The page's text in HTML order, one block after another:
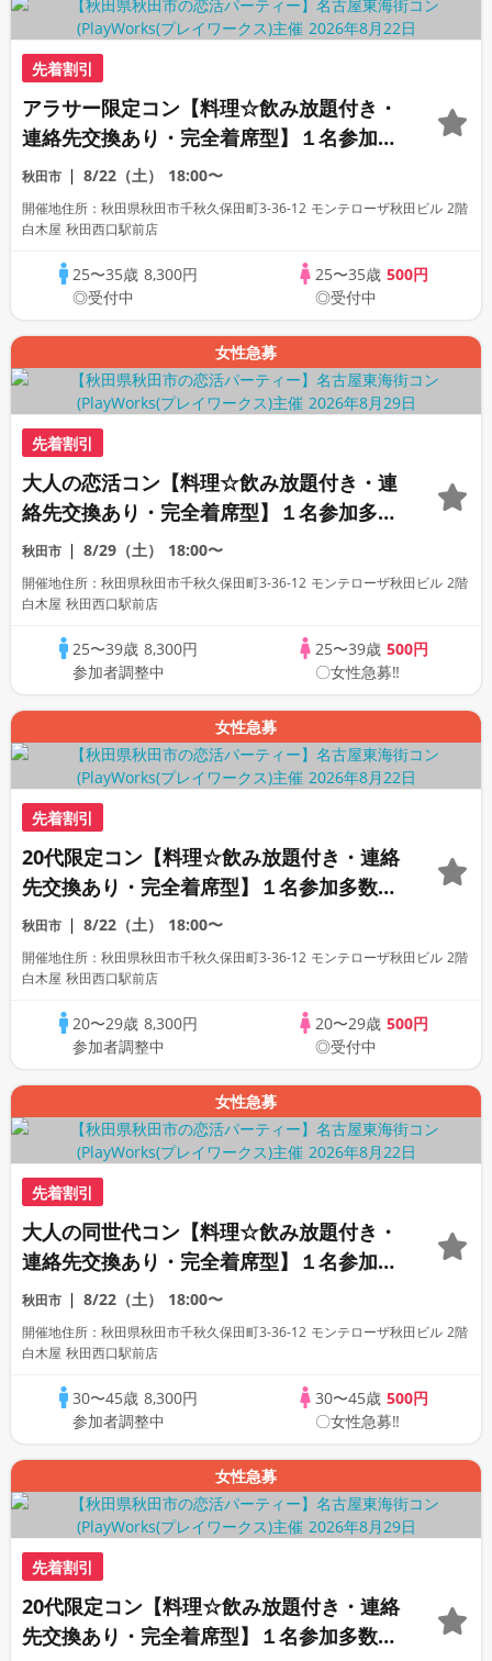
先着割引
アラサー限定コン【料理☆飲み放題付き・
連絡先交換あり・完全着席型】１名参加多
数・初参加も大歓迎☆
秋田市 8/22（土） 18:00〜
開催地住所：秋田県秋田市千秋久保田町3-36-12 モンテローザ秋田ビル 2階
白木屋 秋田西口駅前店
25〜35歳 8,300円
◎受付中
25〜35歳 500円
◎受付中
女性急募
先着割引
大人の恋活コン【料理☆飲み放題付き・連
絡先交換あり・完全着席型】１名参加多
数・初参加も大歓迎☆プレイワークス主催
☆
秋田市 8/29（土） 18:00〜
開催地住所：秋田県秋田市千秋久保田町3-36-12 モンテローザ秋田ビル 2階
白木屋 秋田西口駅前店
25〜39歳 8,300円
参加者調整中
25〜39歳 500円
〇女性急募‼
女性急募
先着割引
20代限定コン【料理☆飲み放題付き・連絡
先交換あり・完全着席型】１名参加多数・
初参加も大歓迎☆
秋田市 8/22（土） 18:00〜
開催地住所：秋田県秋田市千秋久保田町3-36-12 モンテローザ秋田ビル 2階
白木屋 秋田西口駅前店
20〜29歳 8,300円
参加者調整中
20〜29歳 500円
◎受付中
女性急募
先着割引
大人の同世代コン【料理☆飲み放題付き・
連絡先交換あり・完全着席型】１名参加多
数・初参加も大歓迎☆プレイワークス主催
☆
秋田市 8/22（土） 18:00〜
開催地住所：秋田県秋田市千秋久保田町3-36-12 モンテローザ秋田ビル 2階
白木屋 秋田西口駅前店
30〜45歳 8,300円
参加者調整中
30〜45歳 500円
〇女性急募‼
女性急募
先着割引
20代限定コン【料理☆飲み放題付き・連絡
先交換あり・完全着席型】１名参加多数・